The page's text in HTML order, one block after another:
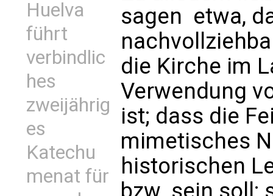
Huelva
führt
verbindlic
hes
zweijährig
es
Katechu
menat für
sagen  etwa,
die Kirche im
Verwendung
ist; dass die
mimetisches
historischen